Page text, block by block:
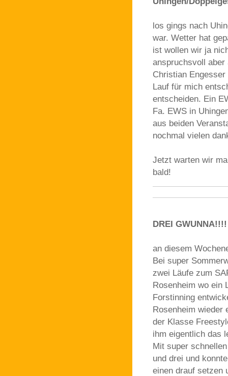
los gings nach
war. Wetter hat
ist wollen wir ja
anspruchsvoll
Christian
Lauf für mich
entscheiden. Ein
Fa. EWS in
aus beiden
nochmal vielen
Jetzt warten wir
bald!
DREI GWUNNA!!!!
an diesem
Bei super
zwei Läufe zum
Rosenheim wo ein
Forstinning
Rosenheim wieder
der Klasse
ihm eigentlich das
Mit super
und drei und
einen drauf setzen